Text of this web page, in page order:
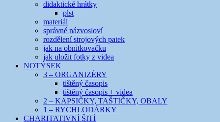
didaktické hrátky
plst
materiál
správné názvosloví
rozdělení strojových patek
jak na obnitkovačku
jak uložit fotky z videa
NOTÝSEK
3 – ORGANIZÉRY
tištěný časopis
tištěný časopis + videa
2 – KAPSIČKY, TAŠTIČKY, OBALY
1 – RYCHLODÁRKY
CHARITATIVNÍ ŠITÍ